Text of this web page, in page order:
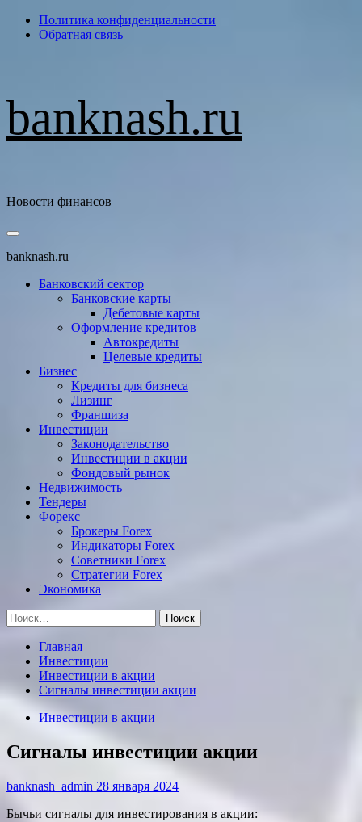
ПерейтиПолитика конфиденциальности
Обратная связь
banknash.ru
Новости финансов
Основное
меню
banknash.ru
Банковский сектор
Банковские карты
Дебетовые карты
Оформление кредитов
Автокредиты
Целевые кредиты
Бизнес
Кредиты для бизнеса
Лизинг
Франшиза
Инвестиции
Законодательство
Инвестиции в акции
Фондовый рынок
Недвижимость
Тендеры
Форекс
Брокеры Forex
Индикаторы Forex
Советники Forex
Стратегии Forex
Экономика
Найти:
Главная
Инвестиции
Инвестиции в акции
Сигналы инвестиции акции
Инвестиции в акции
Сигналы инвестиции акции
banknash_admin 28 января 2024
Бычьи сигналы для инвестирования в акции: